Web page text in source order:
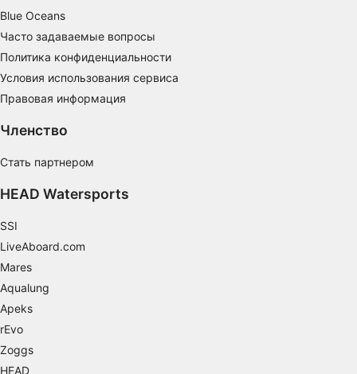
Blue Oceans
Часто задаваемые вопросы
Политика конфиденциальности
Условия использования сервиса
Правовая информация
Членство
Стать партнером
HEAD Watersports
SSI
LiveAboard.com
Mares
Aqualung
Apeks
rEvo
Zoggs
HEAD
Создание профилей для персонализации
контента
Использование профилей для выбора
персонализированного контента
статистики или комбинации данных из
разных источников
Использование ограниченных данных для
выбора контента
Специальные возможности IAB:
Идентификация устройств на основе